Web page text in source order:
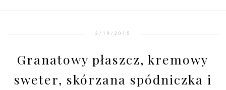
3/19/2015
Granatowy płaszcz, kremowy
sweter, skórzana spódniczka i